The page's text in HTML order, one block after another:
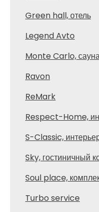
Green hall, отель
Legend Avto
Monte Carlo,
Ravon
ReMark
Respect-Home,
S-Classic,
Sky, гостиничный
Soul place,
Turbo service